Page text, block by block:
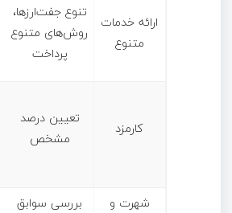
ارائه خدمات
متنوع
تنوع جفت‌ارزها،
روش‌های متنوع
پرداخت
کارمزد
تعیین درصد
مشخص
شهرت و
بررسی سوابق